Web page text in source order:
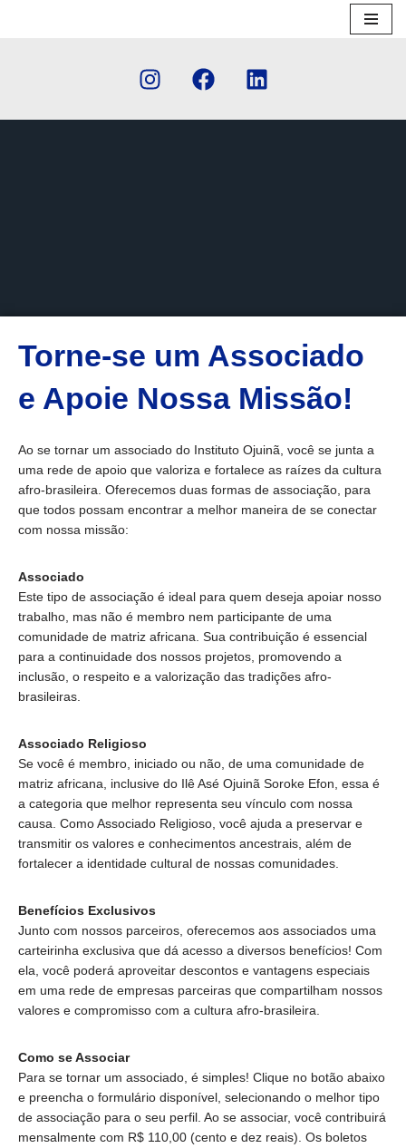
Torne-se um Associado
e Apoie Nossa Missão!
Ao se tornar um associado do Instituto Ojuinã, você se junta a
uma rede de apoio que valoriza e fortalece as raízes da cultura
afro-brasileira. Oferecemos duas formas de associação, para
que todos possam encontrar a melhor maneira de se conectar
com nossa missão:
Associado
Este tipo de associação é ideal para quem deseja apoiar nosso
trabalho, mas não é membro nem participante de uma
comunidade de matriz africana. Sua contribuição é essencial
para a continuidade dos nossos projetos, promovendo a
inclusão, o respeito e a valorização das tradições afro-
brasileiras.
Associado Religioso
Se você é membro, iniciado ou não, de uma comunidade de
matriz africana, inclusive do Ilê Asé Ojuinã Soroke Efon, essa é
a categoria que melhor representa seu vínculo com nossa
causa. Como Associado Religioso, você ajuda a preservar e
transmitir os valores e conhecimentos ancestrais, além de
fortalecer a identidade cultural de nossas comunidades.
Benefícios Exclusivos
Junto com nossos parceiros, oferecemos aos associados uma
carteirinha exclusiva que dá acesso a diversos benefícios! Com
ela, você poderá aproveitar descontos e vantagens especiais
em uma rede de empresas parceiras que compartilham nossos
valores e compromisso com a cultura afro-brasileira.
Como se Associar
Para se tornar um associado, é simples! Clique no botão abaixo
e preencha o formulário disponível, selecionando o melhor tipo
de associação para o seu perfil. Ao se associar, você contribuirá
mensalmente com R$ 110,00 (cento e dez reais). Os boletos